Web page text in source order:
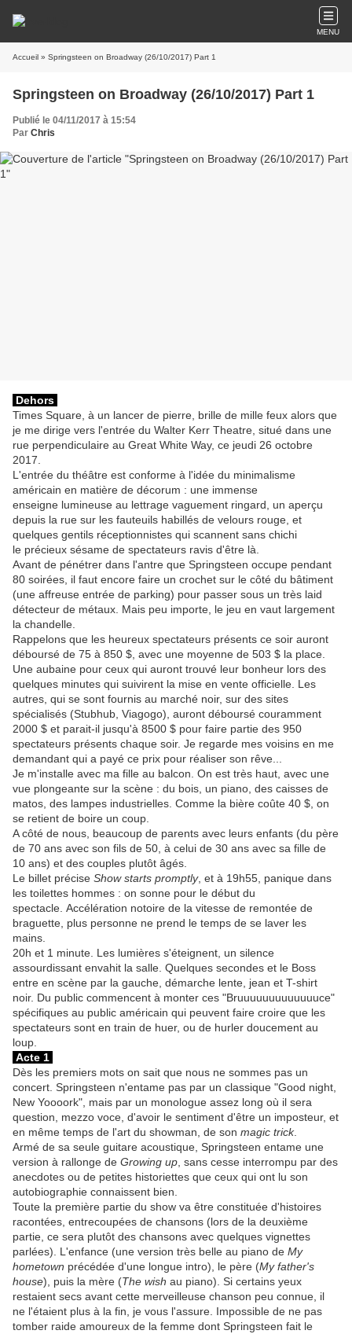
MENU
Accueil » Springsteen on Broadway (26/10/2017) Part 1
Springsteen on Broadway (26/10/2017) Part 1
Publié le 04/11/2017 à 15:54
Par Chris
Dehors
Times Square, à un lancer de pierre, brille de mille feux alors que
je me dirige vers l'entrée du Walter Kerr Theatre, situé dans une
rue perpendiculaire au Great White Way, ce jeudi 26 octobre
2017.
L'entrée du théâtre est conforme à l'idée du minimalisme
américain en matière de décorum : une immense
enseigne lumineuse au lettrage vaguement ringard, un aperçu
depuis la rue sur les fauteuils habillés de velours rouge, et
quelques gentils réceptionnistes qui scannent sans chichi
le précieux sésame de spectateurs ravis d'être là.
Avant de pénétrer dans l'antre que Springsteen occupe pendant
80 soirées, il faut encore faire un crochet sur le côté du bâtiment
(une affreuse entrée de parking) pour passer sous un très laid
détecteur de métaux. Mais peu importe, le jeu en vaut largement
la chandelle.
Rappelons que les heureux spectateurs présents ce soir auront
déboursé de 75 à 850 $, avec une moyenne de 503 $ la place.
Une aubaine pour ceux qui auront trouvé leur bonheur lors des
quelques minutes qui suivirent la mise en vente officielle. Les
autres, qui se sont fournis au marché noir, sur des sites
spécialisés (Stubhub, Viagogo), auront déboursé couramment
2000 $ et parait-il jusqu'à 8500 $ pour faire partie des 950
spectateurs présents chaque soir. Je regarde mes voisins en me
demandant qui a payé ce prix pour réaliser son rêve...
Je m'installe avec ma fille au balcon. On est très haut, avec une
vue plongeante sur la scène : du bois, un piano, des caisses de
matos, des lampes industrielles. Comme la bière coûte 40 $, on
se retient de boire un coup.
A côté de nous, beaucoup de parents avec leurs enfants (du père
de 70 ans avec son fils de 50, à celui de 30 ans avec sa fille de
10 ans) et des couples plutôt âgés.
Le billet précise Show starts promptly, et à 19h55, panique dans
les toilettes hommes : on sonne pour le début du
spectacle. Accélération notoire de la vitesse de remontée de
braguette, plus personne ne prend le temps de se laver les
mains.
20h et 1 minute. Les lumières s'éteignent, un silence
assourdissant envahit la salle. Quelques secondes et le Boss
entre en scène par la gauche, démarche lente, jean et T-shirt
noir. Du public commencent à monter ces "Bruuuuuuuuuuuuuce"
spécifiques au public américain qui peuvent faire croire que les
spectateurs sont en train de huer, ou de hurler doucement au
loup.
Acte 1
Dès les premiers mots on sait que nous ne sommes pas un
concert. Springsteen n'entame pas par un classique "Good night,
New Yoooork", mais par un monologue assez long où il sera
question, mezzo voce, d'avoir le sentiment d'être un imposteur, et
en même temps de l'art du showman, de son magic trick.
Armé de sa seule guitare acoustique, Springsteen entame une
version à rallonge de Growing up , sans cesse interrompu par des
anecdotes ou de petites historiettes que ceux qui ont lu son
autobiographie connaissent bien.
Toute la première partie du show va être constituée d'histoires
racontées, entrecoupées de chansons (lors de la deuxième
partie, ce sera plutôt des chansons avec quelques vignettes
parlées). L'enfance (une version très belle au piano de My
hometown précédée d'une longue intro), le père (My father's
house), puis la mère (The wish au piano). Si certains yeux
restaient secs avant cette merveilleuse chanson peu connue, il
ne l'étaient plus à la fin, je vous l'assure. Impossible de ne pas
tomber raide amoureux de la femme dont Springsteen fait le